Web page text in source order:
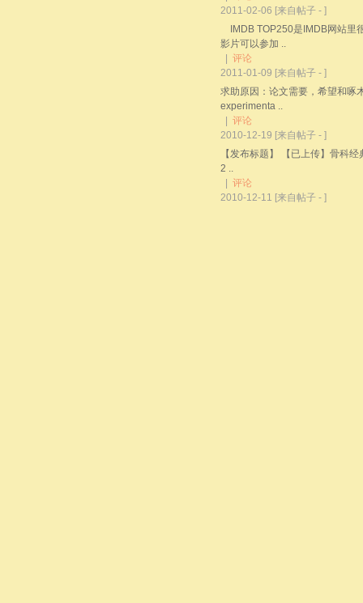
2011-02-06 [来自帖子 - ]
IMDB TOP250是IMDB网站里
影片可以参加 ..
| 评论
2011-01-09 [来自帖子 - ]
求助原因：论文需要，希望和啄
experimenta ..
| 评论
2010-12-19 [来自帖子 - ]
【发布标题】 【已上传】骨科
2 ..
| 评论
2010-12-11 [来自帖子 - ]